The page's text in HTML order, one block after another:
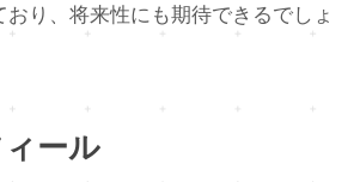
り、将来性にも期待できるでしょ
ール